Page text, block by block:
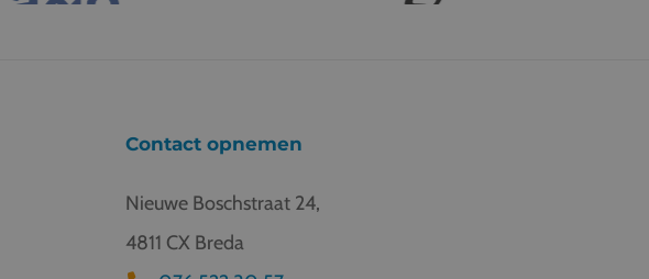
Contact opnemen
Nieuwe Boschstraat 24,
4811 CX Breda